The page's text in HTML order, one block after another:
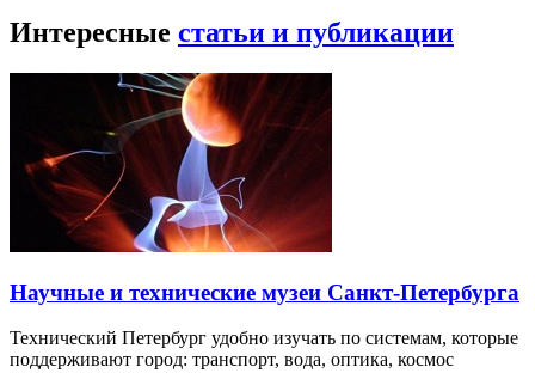
Интересные статьи и публикации
Научные и технические музеи Санкт-Петербурга
Технический Петербург удобно изучать по системам, которые
поддерживают город: транспорт, вода, оптика, космос